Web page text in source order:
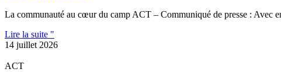
La communauté au cœur du camp ACT – Communiqué de presse : Avec
Lire la suite "
14 juillet 2026
ACT